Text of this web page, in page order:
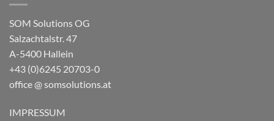
SOM Solutions OG
Salzachtalstr. 47
A-5400 Hallein
+43 (0)6245 20703-0
office @ somsolutions.at
IMPRESSUM